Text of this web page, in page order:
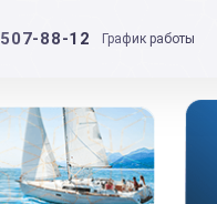
507-88-12 График работы